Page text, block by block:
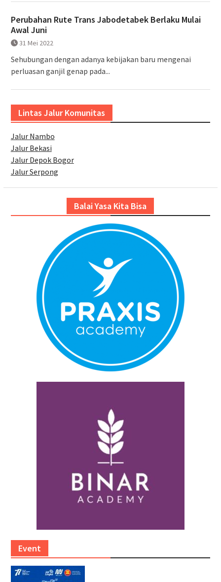
Perubahan Rute Trans Jabodetabek Berlaku Mulai
Awal Juni
31 Mei 2022
Sehubungan dengan adanya kebijakan baru mengenai
perluasan ganjil genap pada...
Lintas Jalur Komunitas
Jalur Nambo
Jalur Bekasi
Jalur Depok Bogor
Jalur Serpong
Balai Yasa Kita Bisa
Event